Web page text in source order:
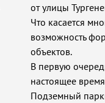
от улицы
Что касается
возможность
объектов.
В первую
настоящее
Подземный